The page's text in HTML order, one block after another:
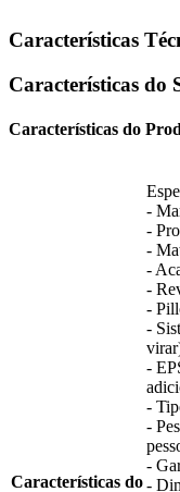
Características
Características do
Características do
Características do
-
-
-
-
-
-
-
-
-
-
-
-